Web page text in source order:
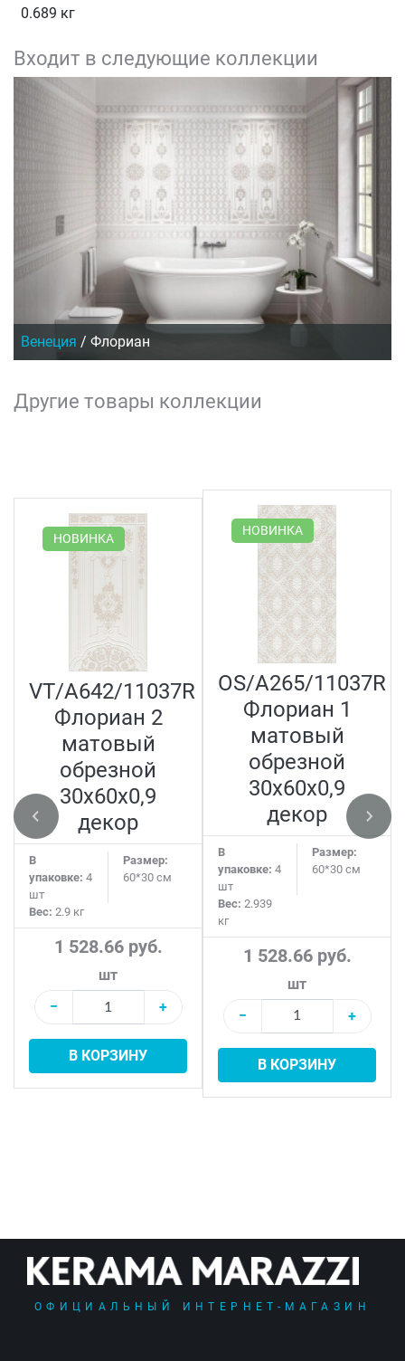
0.689 кг
Входит в следующие коллекции
Венеция / Флориан
Другие товары коллекции
НОВИНКА
VT/A642/11037R
Флориан 2
матовый
обрезной
30x60x0,9
декор
В
упаковке: 4
шт
Размер:
60*30 см
Вес: 2.9 кг
1 528.66 руб.
шт
−
+
В КОРЗИНУ
НОВИНКА
OS/A265/11037R
Флориан 1
матовый
обрезной
30x60x0,9
декор
В
упаковке: 4
шт
Размер:
60*30 см
Вес: 2.939
кг
1 528.66 руб.
шт
−
+
В КОРЗИНУ
ОФИЦИАЛЬНЫЙ ИНТЕРНЕТ-МАГАЗИН